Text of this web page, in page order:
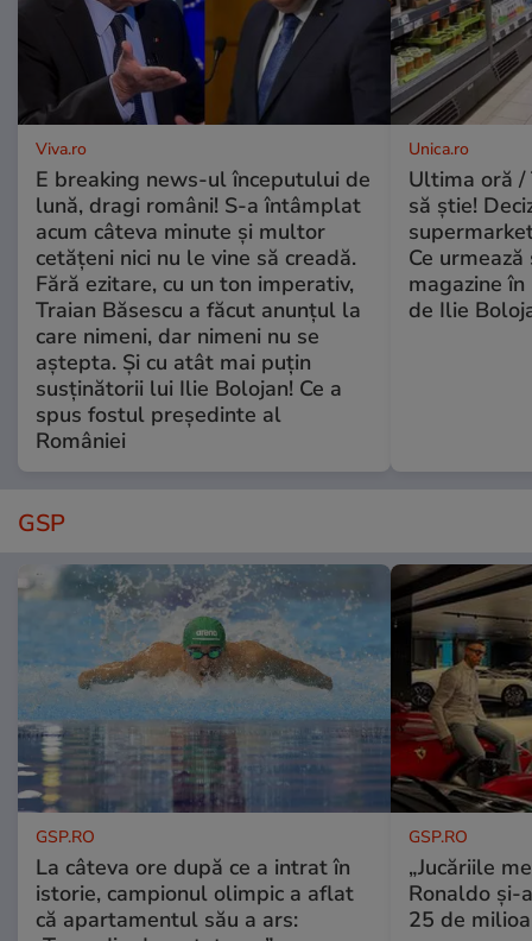
Viva.ro
E breaking news-ul începutului de
lună, dragi români! S-a întâmplat
acum câteva minute și multor
cetățeni nici nu le vine să creadă.
Fără ezitare, cu un ton imperativ,
Traian Băsescu a făcut anunțul la
care nimeni, dar nimeni nu se
aștepta. Și cu atât mai puțin
susținătorii lui Ilie Bolojan! Ce a
spus fostul președinte al
României
Unica.ro
Ultima oră /
să știe!
Ce
magazine
de Ilie
GSP
GSP.RO
La câteva ore după ce a intrat în
istorie, campionul olimpic a aflat
că apartamentul său a ars:
GSP.RO
„Jucăriile
Ronaldo și-
25 de